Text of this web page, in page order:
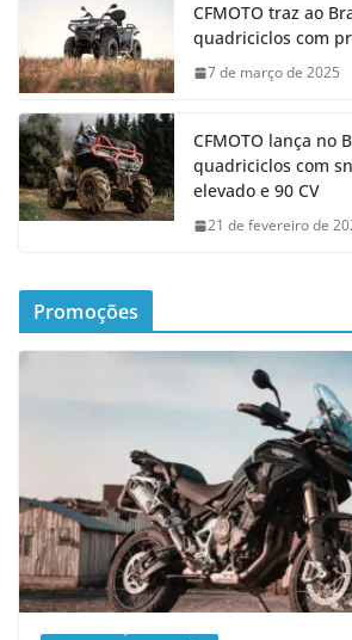
CFMOTO traz ao
quadriciclos com
7 de março de 2025
CFMOTO lança no
quadriciclos com
elevado e 90 CV
21 de fevereiro de
Promoções